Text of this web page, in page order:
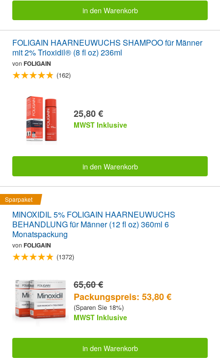
in den Warenkorb
FOLIGAIN HAARNEUWUCHS SHAMPOO für Männer
mit 2% Trioxidil® (8 fl oz) 236ml
von FOLIGAIN
(162)
25,80 €
MWST Inklusive
in den Warenkorb
Sparpaket
MINOXIDIL 5% FOLIGAIN HAARNEUWUCHS
BEHANDLUNG für Männer (12 fl oz) 360ml 6
Monatspackung
von FOLIGAIN
(1372)
65,60 €
Packungspreis: 53,80 €
(Sparen Sie 18%)
MWST Inklusive
in den Warenkorb